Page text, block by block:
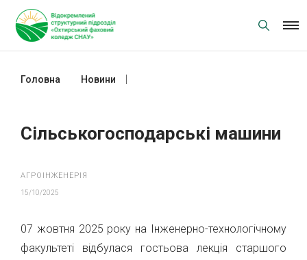
content
Головна Новини
Сільськогосподарські машини
АГРОІНЖЕНЕРІЯ
15/10/2025
07 жовтня 2025 року на Інженерно-технологічному
факультеті відбулася гостьова лекція старшого